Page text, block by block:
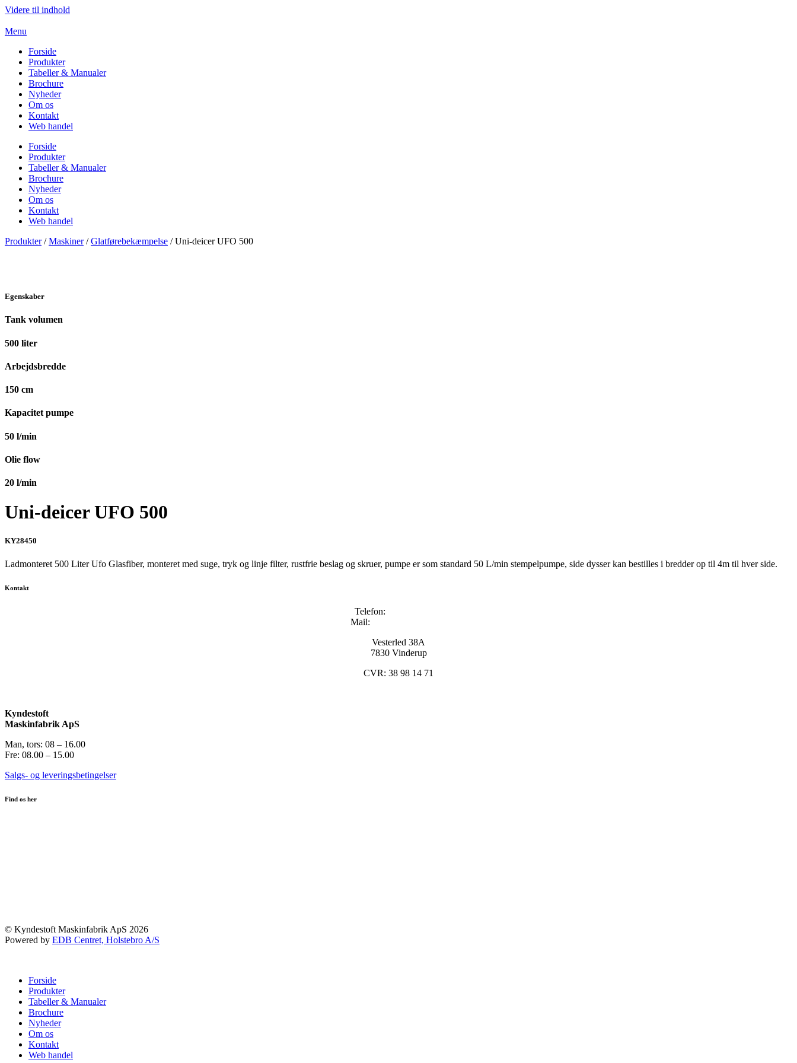
Videre til indhold
Menu
Forside
Produkter
Tabeller & Manualer
Brochure
Nyheder
Om os
Kontakt
Web handel
Forside
Produkter
Tabeller & Manualer
Brochure
Nyheder
Om os
Kontakt
Web handel
Produkter/Maskiner/Glatførebekæmpelse / Uni-deicer UFO 500
Egenskaber
Tank volumen
500 liter
Arbejdsbredde
150 cm
Kapacitet pumpe
50 l/min
Olie flow
20 l/min
Uni-deicer UFO 500
KY28450
Ladmonteret 500 Liter Ufo Glasfiber, monteret med suge, tryk og linje filter, rustfrie beslag og skruer, pumpe er som standard 50 L/min stempelpumpe, side dysser kan bestilles i bredder op til 4m til hver side.
Kontakt
Telefon:
Mail:
Vesterled 38A
7830 Vinderup
CVR: 38 98 14 71
Kyndestoft
Maskinfabrik ApS
Man, tors: 08 – 16.00
Fre: 08.00 – 15.00
Salgs- og leveringsbetingelser
Find os her
© Kyndestoft Maskinfabrik ApS 2026
Powered by EDB Centret, Holstebro A/S
Forside
Produkter
Tabeller & Manualer
Brochure
Nyheder
Om os
Kontakt
Web handel